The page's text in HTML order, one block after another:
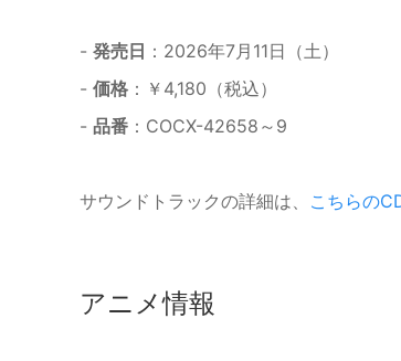
- 発売日 ：2026年7月11日（土）
- 価格 ：￥4,180（税込）
- 品番 ：COCX-42658～9
サウンドトラックの詳細は、 こちらの
アニメ情報